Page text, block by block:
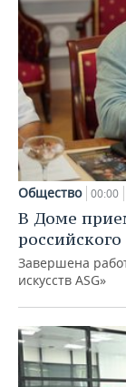
Общество 00:00
В Доме
Завершена
искусств ASG»